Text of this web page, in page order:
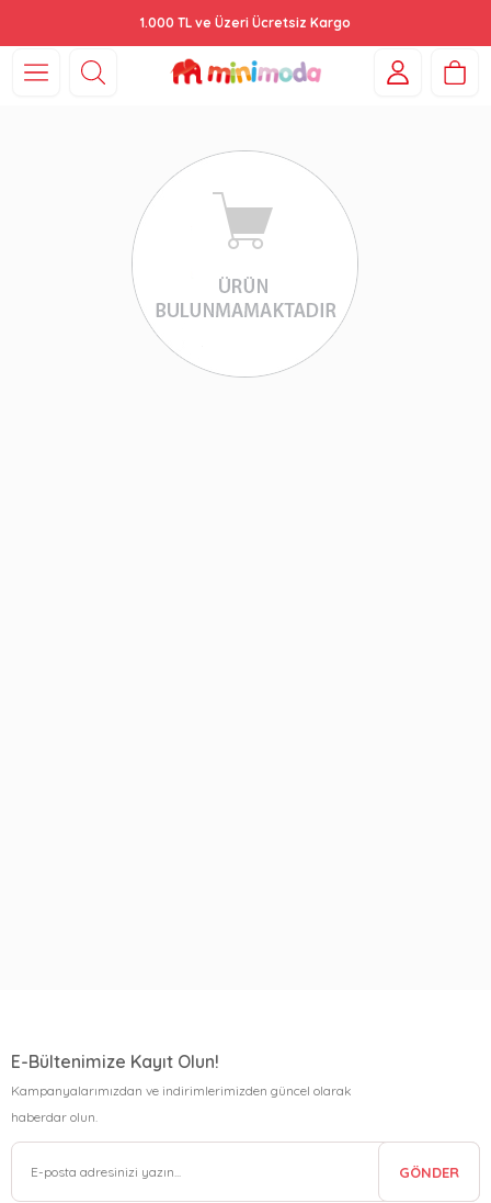
1.000 TL ve Üzeri Ücretsiz Kargo
E-Bültenimize Kayıt Olun!
Kampanyalarımızdan ve indirimlerimizden güncel olarak
haberdar olun.
GÖNDER